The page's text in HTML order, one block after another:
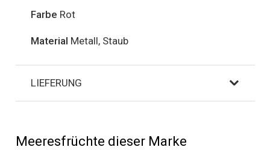
Farbe Rot
Material Metall, Staub
LIEFERUNG
Meeresfrüchte dieser Marke